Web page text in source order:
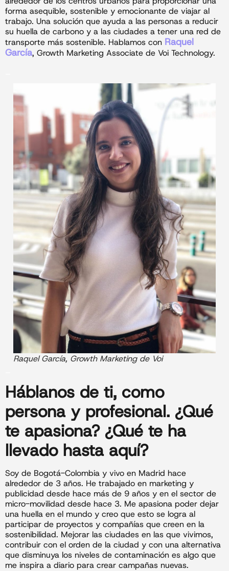
forma asequible, sostenible y emocionante de viajar al
trabajo. Una solución que ayuda a las personas a reducir
su huella de carbono y a las ciudades a tener una red de
transporte más sostenible. Hablamos con Raquel
García, Growth Marketing Associate de Voi Technology.
Raquel García, Growth Marketing de Voi
Háblanos de ti, como
persona y profesional. ¿Qué
te apasiona? ¿Qué te ha
llevado hasta aquí?
Soy de Bogotá-Colombia y vivo en Madrid hace
alrededor de 3 años. He trabajado en marketing y
publicidad desde hace más de 9 años y en el sector de
micro-movilidad desde hace 3. Me apasiona poder dejar
una huella en el mundo y creo que esto se logra al
participar de proyectos y compañías que creen en la
sostenibilidad. Mejorar las ciudades en las que vivimos,
contribuir con el orden de la ciudad y con una alternativa
que disminuya los niveles de contaminación es algo que
me inspira a diario para crear campañas nuevas.